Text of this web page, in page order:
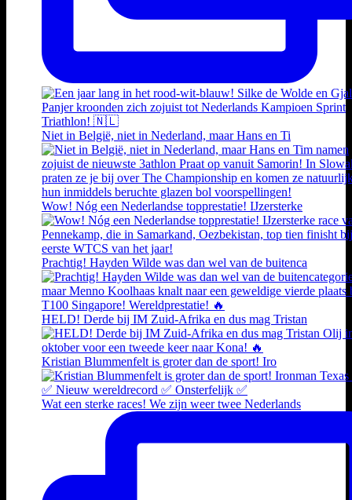
Niet in België, niet in Nederland, maar Hans en Ti
Wow! Nóg een Nederlandse topprestatie! IJzersterke
Prachtig! Hayden Wilde was dan wel van de buitenca
HELD! Derde bij IM Zuid-Afrika en dus mag Tristan
Kristian Blummenfelt is groter dan de sport! Iro
Wat een sterke races! We zijn weer twee Nederlands